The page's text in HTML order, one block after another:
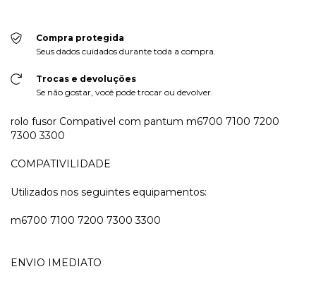
Compra protegida
Seus dados cuidados durante toda a compra.
Trocas e devoluções
Se não gostar, você pode trocar ou devolver.
rolo fusor Compativel com pantum m6700 7100 7200
7300 3300
COMPATIVILIDADE
Utilizados nos seguintes equipamentos:
m6700 7100 7200 7300 3300
ENVIO IMEDIATO